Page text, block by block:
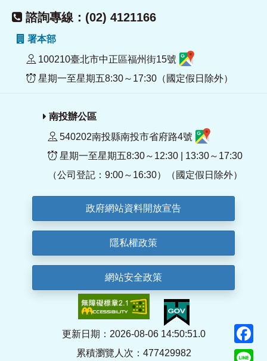
諮詢專線：(02) 4121166
署本部
100210臺北市中正區福州街15號
星期一至星期五8:30～17:30（國定假日除外）
南投辦公區
540202南投縣南投市省府路4號
星期一至星期五8:30～12:30 | 13:30～17:30
（公司登記：9:00～16:30）（國定假日除外）
政府網站資料開放宣告
隱私權政策
網站安全政策
更新日期：2026-08-06 14:50:51.0
累積瀏覽人次：477429982